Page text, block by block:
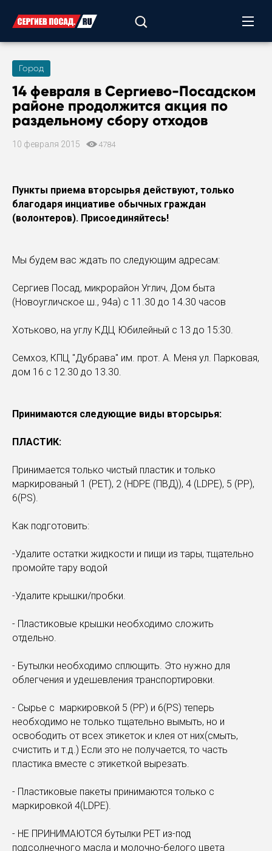
Город
14 февраля в Сергиево-Посадском
районе продолжится акция по
раздельному сбору отходов
10 февраля 2015 4784
Пункты приема вторсырья действуют, только
благодаря инциативе обычных граждан
(волонтеров). Присоединяйтесь!
Мы будем вас ждать по следующим адресам:
Сергиев Посад, микрорайон Углич, Дом быта
(Новоугличское ш., 94а) с 11.30 до 14.30 часов
Хотьково, на углу КДЦ Юбилейный с 13 до 15:30.
Семхоз, КПЦ "Дубрава" им. прот. А. Меня ул. Парковая,
дом 16 с 12.30 до 13.30.
Принимаются следующие виды вторсырья:
ПЛАСТИК:
Принимается только чистый пластик и только
маркированый 1 (PET), 2 (HDPE (ПВД)), 4 (LDPE), 5 (РР),
6(РS).
Как подготовить:
-Удалите остатки жидкости и пищи из тары, тщательно
промойте тару водой
-Удалите крышки/пробки.
- Пластиковые крышки необходимо сложить
отдельно.
- Бутылки необходимо сплющить. Это нужно для
облегчения и удешевления транспортировки.
- Сырье с маркировкой 5 (РР) и 6(РS) теперь
необходимо не только тщательно вымыть, но и
освободить от всех этикеток и клея от них(смыть,
счистить и т.д.) Если это не получается, то часть
пластика вместе с этикеткой вырезать.
- Пластиковые пакеты принимаются только с
маркировкой 4(LDPE).
- НЕ ПРИНИМАЮТСЯ бутылки PET из-под
подсолнечного масла и молочно-белого цвета